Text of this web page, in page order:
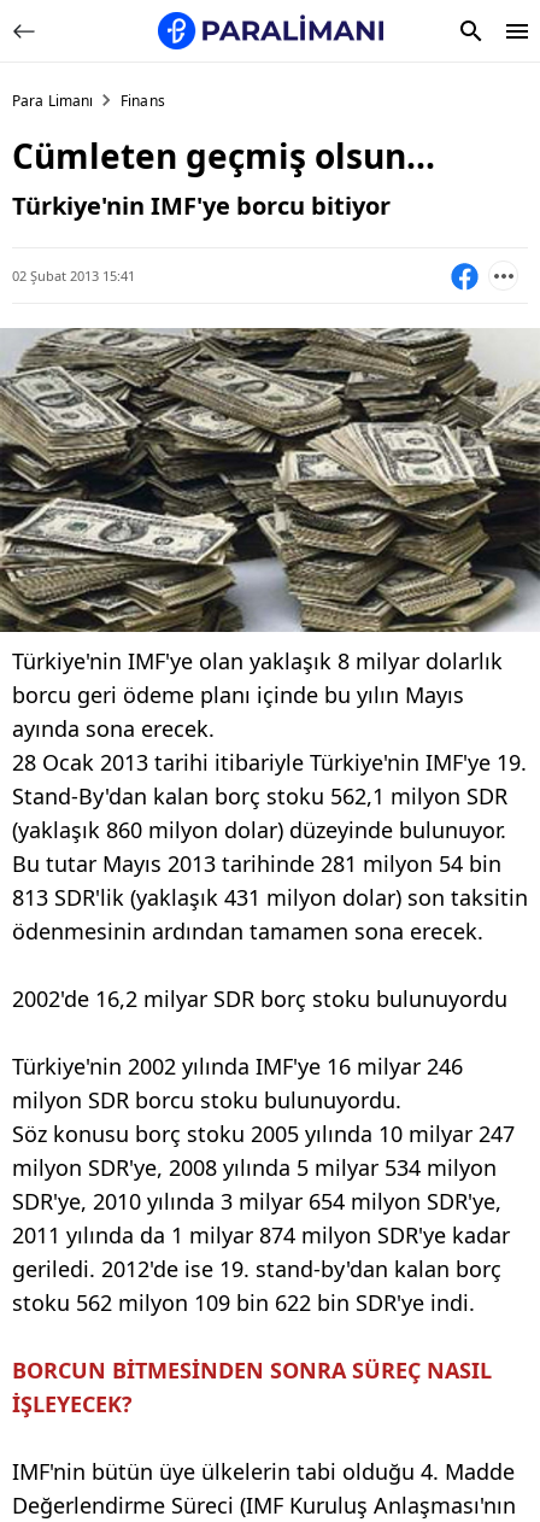
Para Limanı Finans
Cümleten geçmiş olsun...
Türkiye'nin IMF'ye borcu bitiyor
02 Şubat 2013 15:41
Türkiye'nin IMF'ye olan yaklaşık 8 milyar dolarlık
borcu geri ödeme planı içinde bu yılın Mayıs
ayında sona erecek.
28 Ocak 2013 tarihi itibariyle Türkiye'nin IMF'ye 19.
Stand-By'dan kalan borç stoku 562,1 milyon SDR
(yaklaşık 860 milyon dolar) düzeyinde bulunuyor.
Bu tutar Mayıs 2013 tarihinde 281 milyon 54 bin
813 SDR'lik (yaklaşık 431 milyon dolar) son taksitin
ödenmesinin ardından tamamen sona erecek.
2002'de 16,2 milyar SDR borç stoku bulunuyordu
Türkiye'nin 2002 yılında IMF'ye 16 milyar 246
milyon SDR borcu stoku bulunuyordu.
Söz konusu borç stoku 2005 yılında 10 milyar 247
milyon SDR'ye, 2008 yılında 5 milyar 534 milyon
SDR'ye, 2010 yılında 3 milyar 654 milyon SDR'ye,
2011 yılında da 1 milyar 874 milyon SDR'ye kadar
geriledi. 2012'de ise 19. stand-by'dan kalan borç
stoku 562 milyon 109 bin 622 bin SDR'ye indi.
BORCUN BİTMESİNDEN SONRA SÜREÇ NASIL
İŞLEYECEK?
IMF'nin bütün üye ülkelerin tabi olduğu 4. Madde
Değerlendirme Süreci (IMF Kuruluş Anlaşması'nın